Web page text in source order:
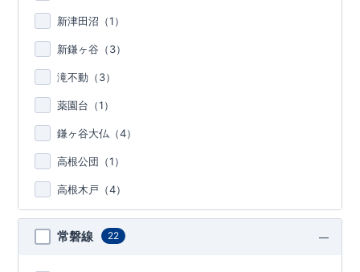
新津田沼（1）
新鎌ヶ谷（3）
滝不動（3）
薬園台（1）
鎌ヶ谷大仏（4）
高根公団（1）
高根木戸（4）
常磐線 22